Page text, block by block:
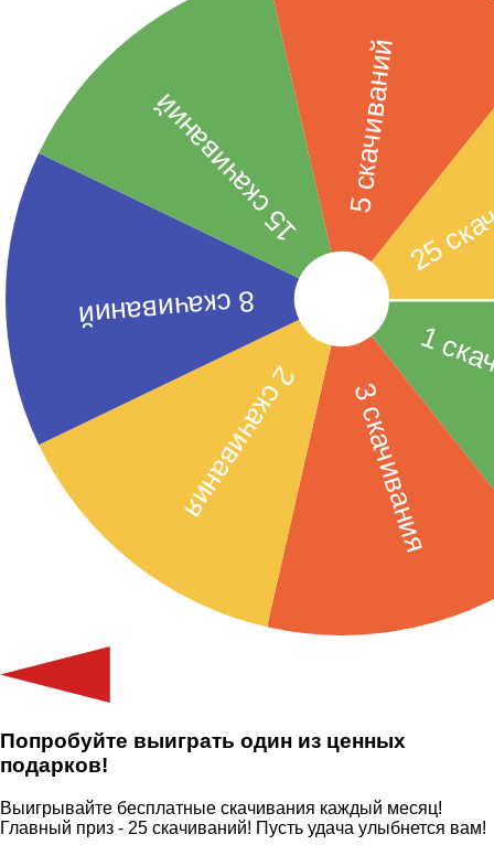
Попробуйте выиграть один из ценных
подарков!
Выигрывайте бесплатные скачивания каждый месяц!
Главный приз - 25 скачиваний! Пусть удача улыбнется вам!